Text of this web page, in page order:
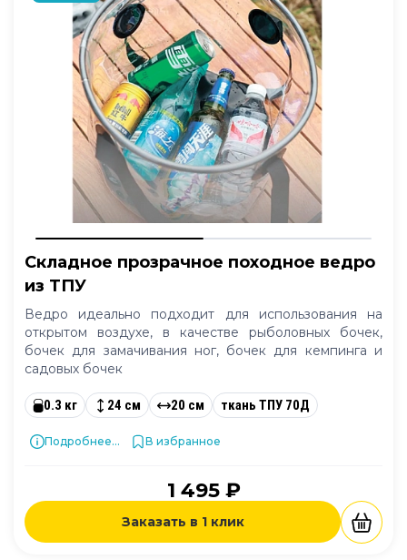
Складное прозрачное походное ведро
из ТПУ
Ведро идеально подходит для использования на
открытом воздухе, в качестве рыболовных бочек,
бочек для замачивания ног, бочек для кемпинга и
садовых бочек
0.3 кг 24 см 20 см ткань ТПУ 70Д
Подробнее... В избранное
1 495 ₽
Заказать в 1 клик